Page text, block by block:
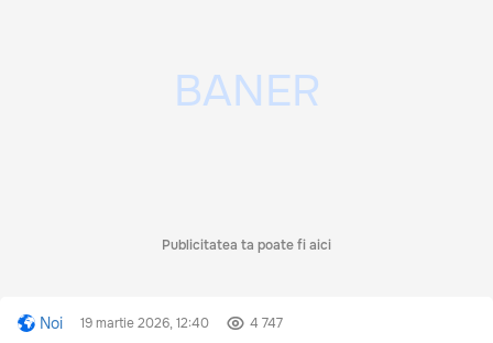
Publicitatea ta poate fi aici
Noi 19 martie 2026, 12:40 4 747